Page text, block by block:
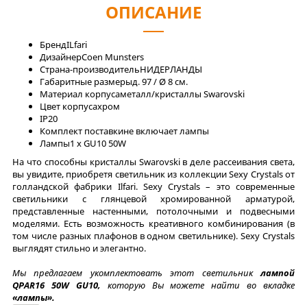
ОПИСАНИЕ
БрендILfari
ДизайнерCoen Munsters
Страна-производительНИДЕРЛАНДЫ
Габаритные размерыд. 97 / Ø 8 см.
Материал корпусаметалл/кристаллы Swarovski
Цвет корпусахром
IP20
Комплект поставкине включает лампы
Лaмпы1 x GU10 50W
На что способны кристаллы Swarovski в деле рассеивания света,
вы увидите, приобретя светильник из коллекции Sexy Crystals от
голландской фабрики Ilfari. Sexy Crystals – это современные
светильники с глянцевой хромированной арматурой,
представленные настенными, потолочными и подвесными
моделями. Есть возможность креативного комбинирования (в
том числе разных плафонов в одном светильнике). Sexy Crystals
выглядят стильно и элегантно.
Мы предлагаем укомплектовать этот светильниклампой
QPAR16 50W GU10, которую Вы можете найти во вкладке
«лампы».